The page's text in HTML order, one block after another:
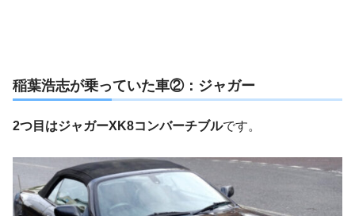
稲葉浩志が乗っていた車②：ジャガー
2つ目はジャガーXK8コンバーチブルです。